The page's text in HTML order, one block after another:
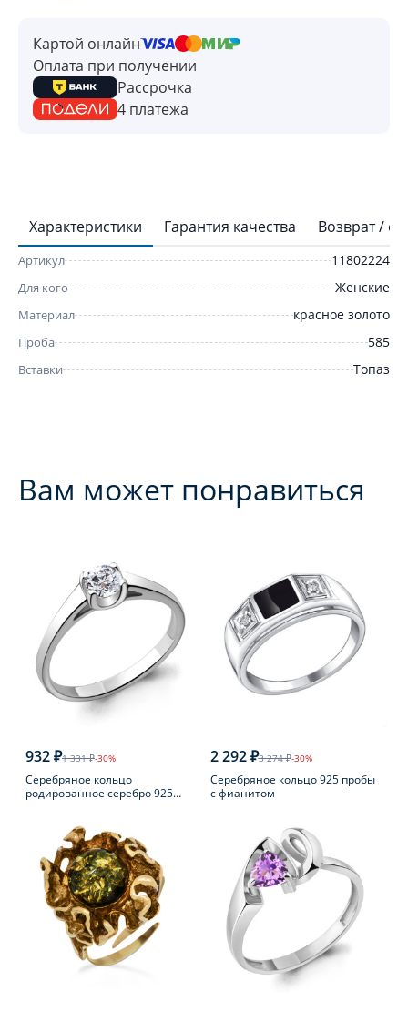
Картой онлайн
Оплата при получении
Рассрочка
4 платежа
Характеристики Гарантия качества Возврат /
Артикул 11802224
Для кого Женские
Материал красное золото
Проба 585
Вставки Топаз
Вам может понравиться
932 ₽1 331 ₽-30%
Серебряное кольцо
родированное серебро 925
2 292 ₽3 274 ₽-30%
Серебряное кольцо 925 пробы
с фианитом